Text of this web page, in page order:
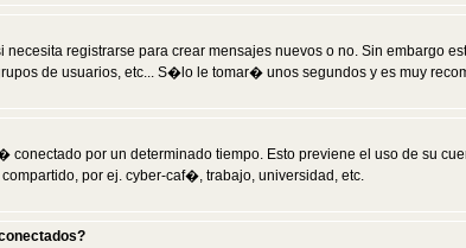
registrarse para crear mensajes nuevos o no. Sin embargo
de usuarios, etc... S�lo le tomar� unos segundos y es muy
conectado por un determinado tiempo. Esto previene el uso de su
por ej. cyber-caf�, trabajo, universidad, etc.